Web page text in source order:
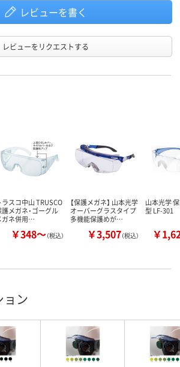
レビューを書く
レビューをリクエストする
ラスコ中山 TRUSCO
護メガネ・ゴーグル
ガネ併用…
￥348～（税込）
【保護メガネ】 山本光学
オーバーグラスタイプ
多機能保護めが…
￥3,507（税込）
山本光学
型 LF-301
￥
ョン